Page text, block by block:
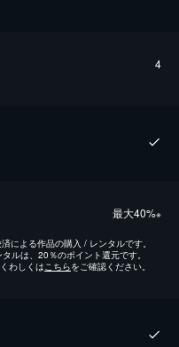
4
最⼤40%※
による作品の購入 / レンタルです。
ルは、20％のポイント還元です。
わしくは こちらをご確認ください。